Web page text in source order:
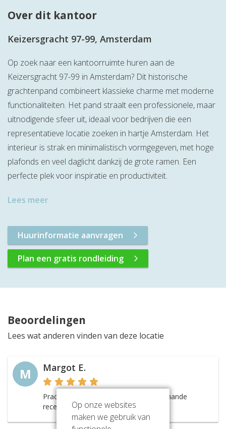
Over dit kantoor
Keizersgracht 97-99, Amsterdam
Op zoek naar een kantoorruimte huren aan de
Keizersgracht 97-99 in Amsterdam? Dit historische
grachtenpand combineert klassieke charme met moderne
functionaliteiten. Het pand straalt een professionele, maar
uitnodigende sfeer uit, ideaal voor bedrijven die een
representatieve locatie zoeken in hartje Amsterdam. Het
interieur is strak en minimalistisch vormgegeven, met hoge
plafonds en veel daglicht dankzij de grote ramen. Een
perfecte plek voor inspiratie en productiviteit.
Lees meer
Huurinformatie aanvragen
Plan een gratis rondleiding
Beoordelingen
Lees wat anderen vinden van deze locatie
M Margot E.
Prachtige centrale entree met een bemande
receptie, ideaal voor alle vragen.
Op onze websites
maken we gebruik van